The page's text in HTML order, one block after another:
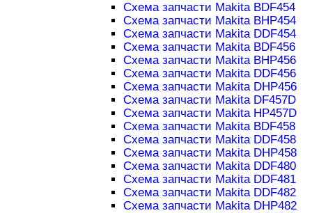
Схема запчасти Makita BDF454
Схема запчасти Makita BHP454
Схема запчасти Makita DDF454
Схема запчасти Makita BDF456
Схема запчасти Makita BHP456
Схема запчасти Makita DDF456
Схема запчасти Makita DHP456
Схема запчасти Makita DF457D
Схема запчасти Makita HP457D
Схема запчасти Makita BDF458
Схема запчасти Makita DDF458
Схема запчасти Makita DHP458
Схема запчасти Makita DDF480
Схема запчасти Makita DDF481
Схема запчасти Makita DDF482
Схема запчасти Makita DHP482